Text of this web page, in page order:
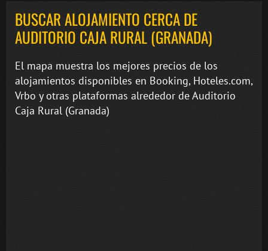
BUSCAR ALOJAMIENTO CERCA DE
AUDITORIO CAJA RURAL (GRANADA)
El mapa muestra los mejores precios de los
alojamientos disponibles en Booking, Hoteles.com,
Vrbo y otras plataformas alrededor de Auditorio
Caja Rural (Granada)